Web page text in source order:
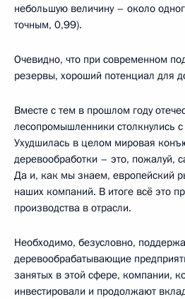
небольшую величину – около
точным, 0,99).
Очевидно, что при современном
резервы, хороший потенциал для
Вместе с тем в прошлом году
лесопромышленники столкнулись
Ухудшилась в целом мировая
деревообработки – это, пожалуй,
Да и, как мы знаем, европейский
наших компаний. В итоге всё это
производства в отрасли.
Необходимо, безусловно,
деревообрабатывающие
занятых в этой сфере, компании,
инвестировали и продолжают